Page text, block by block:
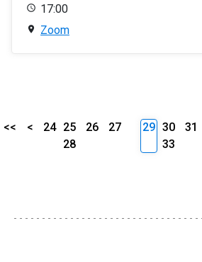
17:00
Zoom
<< < 24 25 26
27
28
29 30 31
33